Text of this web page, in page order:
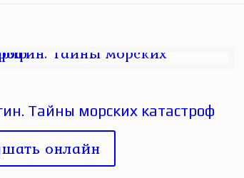
Тайны морских катастроф
онлайн